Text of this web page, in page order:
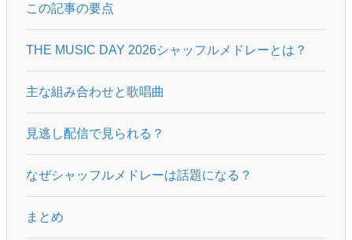
この記事の要点
THE MUSIC DAY 2026シャッフルメドレーとは？
主な組み合わせと歌唱曲
見逃し配信で見られる？
なぜシャッフルメドレーは話題になる？
まとめ